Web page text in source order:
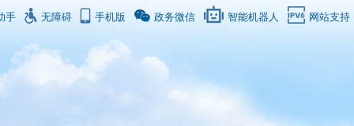
手 无障碍 手机版 政务微信 智能机器人 网站支持